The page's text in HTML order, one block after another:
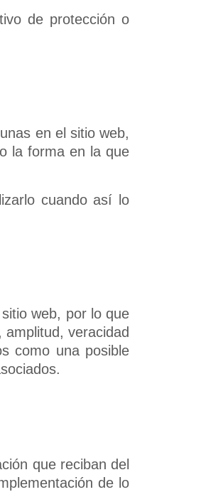
de protección o
en el sitio web,
la forma en la que
cuando así lo
web, por lo que
veracidad
como una posible
que reciban del
de lo